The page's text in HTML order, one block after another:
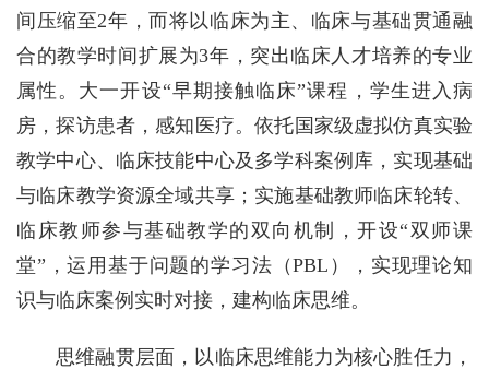
间压缩至2年，而将以临床为主、临床与基础贯通融
合的教学时间扩展为3年，突出临床人才培养的专业
属性。大一开设“早期接触临床”课程，学生进入病
房，探访患者，感知医疗。依托国家级虚拟仿真实验
教学中心、临床技能中心及多学科案例库，实现基础
与临床教学资源全域共享；实施基础教师临床轮转、
临床教师参与基础教学的双向机制，开设“双师课
堂”，运用基于问题的学习法（PBL），实现理论知
识与临床案例实时对接，建构临床思维。
思维融贯层面，以临床思维能力为核心胜任力，